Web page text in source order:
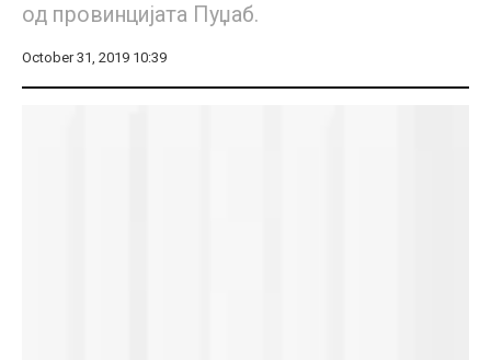
од провинцијата Пуџаб.
October 31, 2019 10:39